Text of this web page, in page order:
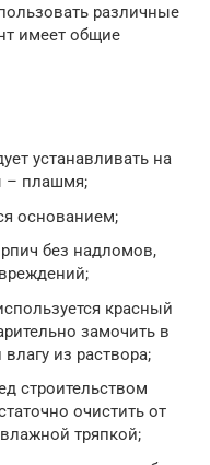
различные
имеет общие
устанавливать на
– плашмя;
основанием;
без надломов,
красный
замочить в
из раствора;
строительством
очистить от
тряпкой;